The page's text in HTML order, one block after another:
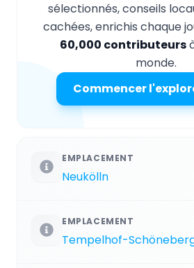
sélectionnés, conseils
cachées, enrichis chaque
60,000 contributeurs
monde.
Commencer
EMPLACEMENT
Neukölln
EMPLACEMENT
Tempelhof-